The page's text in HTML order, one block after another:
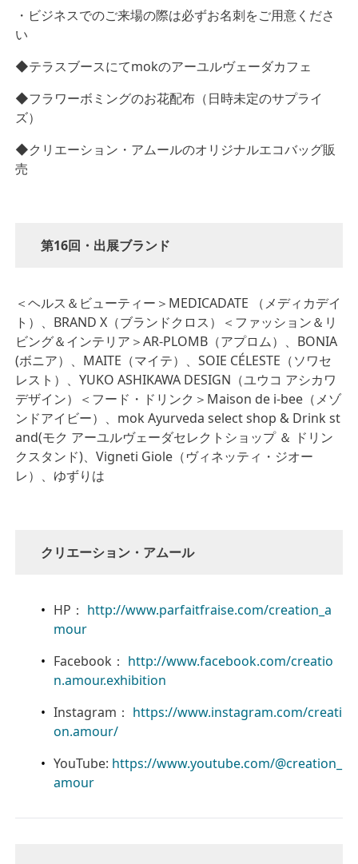
・ビジネスでのご来場の際は必ずお名刺をご用意くださ
い
◆テラスブースにてmokのアーユルヴェーダカフェ
◆フラワーボミングのお花配布（日時未定のサプライ
ズ）
◆クリエーション・アムールのオリジナルエコバッグ販
売
第16回・出展ブランド
＜ヘルス＆ビューティー＞MEDICADATE （メディカデイ
ト）、BRAND X（ブランドクロス）＜ファッション＆リ
ビング＆インテリア＞AR-PLOMB（アプロム）、BONIA
(ボニア）、MAITE（マイテ）、SOIE CÉLESTE（ソワセ
レスト）、YUKO ASHIKAWA DESIGN（ユウコ アシカワ
デザイン）＜フード・ドリンク＞Maison de i-bee（メゾ
ンドアイビー）、mok Ayurveda select shop & Drink st
and(モク アーユルヴェーダセレクトショップ ＆ ドリン
クスタンド)、Vigneti Giole（ヴィネッティ・ジオー
レ）、ゆずりは
クリエーション・アムール
HP： http://www.parfaitfraise.com/creation_a
mour
Facebook： http://www.facebook.com/creatio
n.amour.exhibition
Instagram： https://www.instagram.com/creati
on.amour/
YouTube: https://www.youtube.com/@creation_
amour